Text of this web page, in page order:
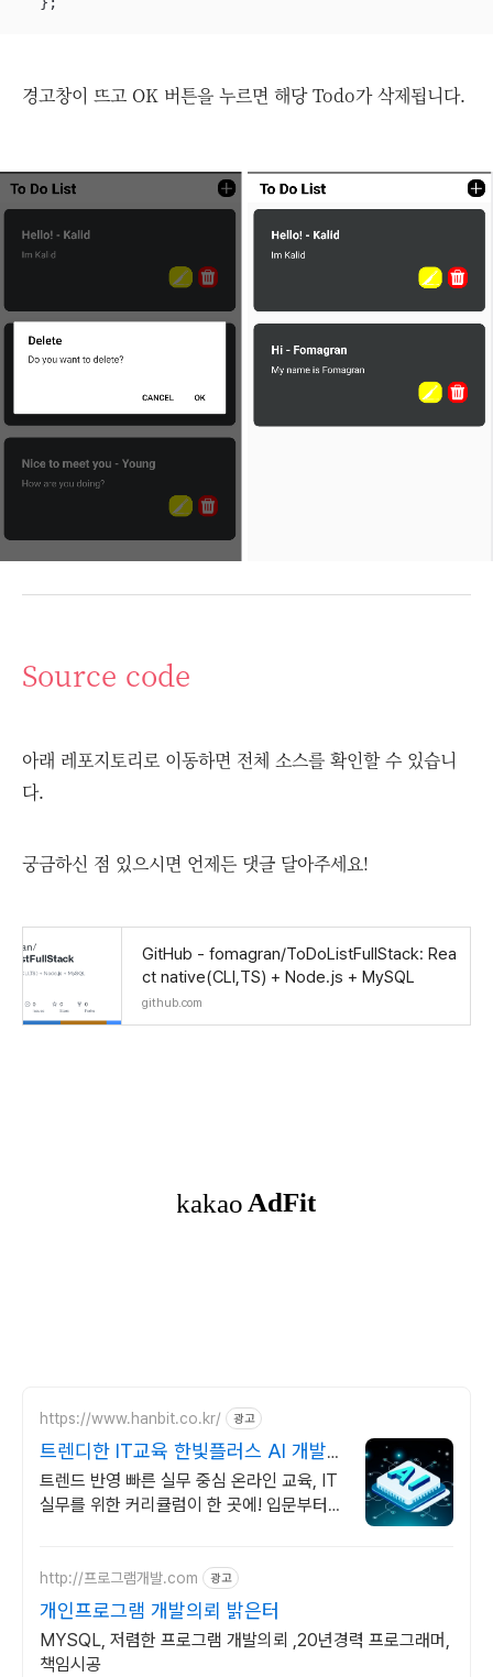
경고창이 뜨고 OK 버튼을 누르면 해당 Todo가 삭제됩니다.
Source code
아래 레포지토리로 이동하면 전체 소스를 확인할 수 있습니
다.
궁금하신 점 있으시면 언제든 댓글 달아주세요!
GitHub - fomagran/ToDoListFullStack: Rea
ct native(CLI,TS) + Node.js + MySQL
github.com
https://www.hanbit.co.kr/ 광고
트렌디한 IT교육 한빛플러스 AI 개발
자 필수 코스
트렌드 반영 빠른 실무 중심 온라인 교육, IT
실무를 위한 커리큘럼이 한 곳에! 입문부터
http://프로그램개발.com 광고
개인프로그램 개발의뢰 밝은터
MYSQL, 저렴한 프로그램 개발의뢰 ,20년경력 프로그래머,
책임시공